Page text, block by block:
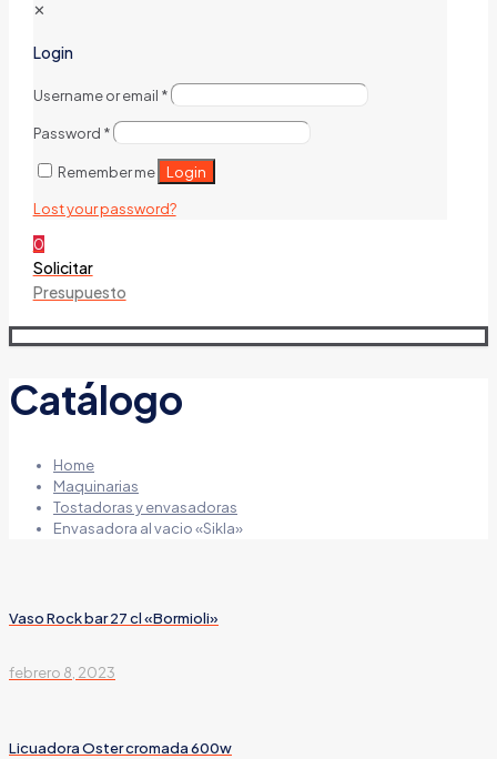
✕
Login
Username or email *
Password *
Remember me Login
Lost your password?
0
Solicitar
Presupuesto
Catálogo
Home
Maquinarias
Tostadoras y envasadoras
Envasadora al vacio «Sikla»
Vaso Rock bar 27 cl «Bormioli»
febrero 8, 2023
Licuadora Oster cromada 600w